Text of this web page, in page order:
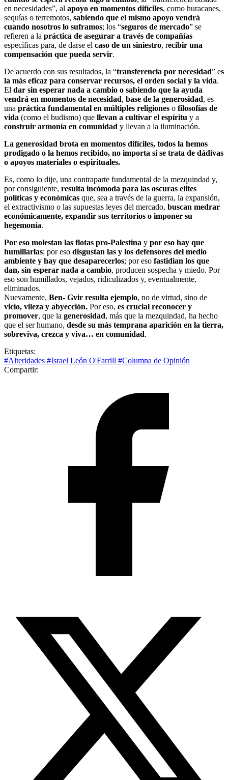
en necesidades”, al apoyo en momentos difíciles, como huracanes,
sequías o terremotos, sabiendo que el mismo apoyo vendrá
cuando nosotros lo suframos; los “seguros de mercado” se
refieren a la práctica de asegurar a través de compañías
específicas para, de darse el caso de un siniestro, recibir una
compensación que pueda servir.
De acuerdo con sus resultados, la “transferencia por necesidad” es
la más eficaz para conservar recursos, el orden social y la vida.
El dar sin esperar nada a cambio o sabiendo que la ayuda
vendrá en momentos de necesidad, base de la generosidad, es
una práctica fundamental en múltiples religiones o filosofías de
vida (como el budismo) que llevan a cultivar el espíritu y a
construir armonía en comunidad y llevan a la iluminación.
La generosidad brota en momentos difíciles, todos la hemos
prodigado o la hemos recibido, no importa si se trata de dádivas
o apoyos materiales o espirituales.
Es, como lo dije, una contraparte fundamental de la mezquindad y,
por consiguiente, resulta incómoda para las oscuras elites
políticas y económicas que, sea a través de la guerra, la expansión,
el extractivismo o las supuestas leyes del mercado, buscan medrar
económicamente, expandir sus territorios o imponer su
hegemonía.
Por eso molestan las flotas pro-Palestina y por eso hay que
humillarlas; por eso disgustan las y los defensores del medio
ambiente y hay que desaparecerlos; por eso fastidian los que
dan, sin esperar nada a cambio, producen sospecha y miedo. Por
eso son humillados, vejados, ridiculizados y, eventualmente,
eliminados.
Nuevamente, Ben- Gvir resulta ejemplo, no de virtud, sino de
vicio, vileza y abyección. Por eso, es crucial reconocer y
promover, que la generosidad, más que la mezquindad, ha hecho
que el ser humano, desde su más temprana aparición en la tierra,
sobreviva, crezca y viva… en comunidad.
Etiquetas:
#Alteridades #Israel León O'Farrill #Columna de Opinión
Compartir: